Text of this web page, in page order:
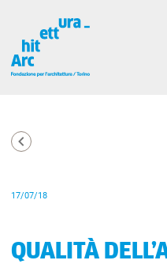
17/07/18
QUALITÀ